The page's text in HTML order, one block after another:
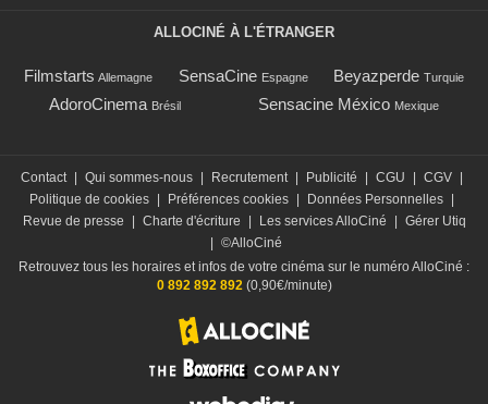
ALLOCINÉ À L'ÉTRANGER
Filmstarts Allemagne SensaCine Espagne Beyazperde Turquie
AdoroCinema Brésil Sensacine México Mexique
Contact | Qui sommes-nous | Recrutement | Publicité | CGU | CGV |
Politique de cookies | Préférences cookies | Données Personnelles |
Revue de presse
| Charte d'écriture | Les services AlloCiné | Gérer Utiq
| ©AlloCiné
Retrouvez tous les horaires et infos de votre cinéma sur le numéro AlloCiné :
0 892 892 892(0,90€/minute)